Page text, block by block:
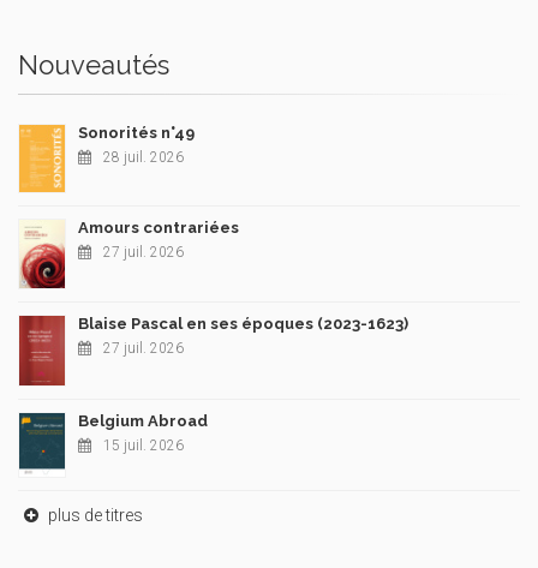
Nouveautés
Sonorités n°49
28 juil. 2026
Amours contrariées
27 juil. 2026
Blaise Pascal en ses époques (2023-1623)
27 juil. 2026
Belgium Abroad
15 juil. 2026
plus de titres